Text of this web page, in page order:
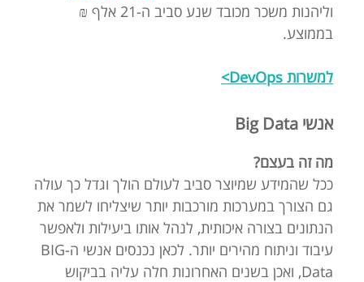
וליהנות משכר מכובד שנע סביב ה-21 אלף ₪
בממוצע.
למשרות DevOps>
אנשי Big Data
מה זה בעצם?
ככל שהמידע שמיוצר סביב לעולם הולך וגדל כך עולה
גם הצורך במערכות מורכבות יותר שיצליחו לשמר את
הנתונים בצורה איכותית, לנהל אותו ביעילות ולאפשר
עיבוד וניתוח מהירים יותר. לכאן נכנסים אנשי ה-BIG
Data, ואכן בשנים האחרונות חלה עליה בביקוש